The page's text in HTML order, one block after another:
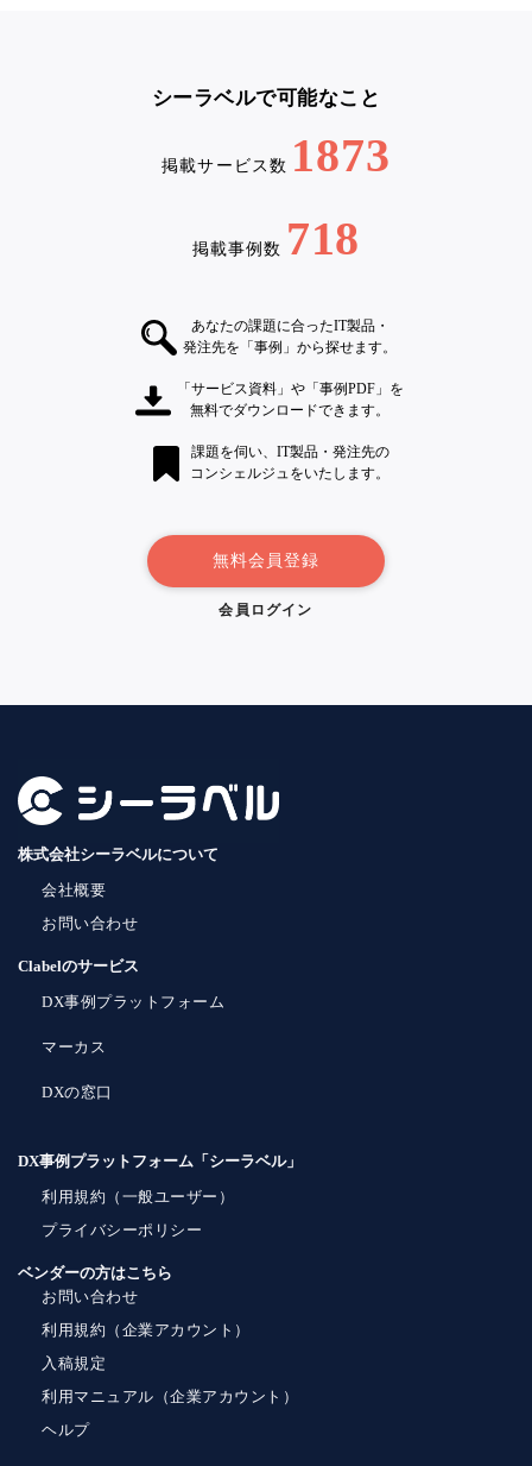
シーラベルで可能なこと
掲載サービス数 1873
掲載事例数 718
あなたの課題に合ったIT製品・
発注先を「事例」から探せます。
「サービス資料」や「事例PDF」を
無料でダウンロードできます。
課題を伺い、IT製品・発注先の
コンシェルジュをいたします。
無料会員登録
会員ログイン
株式会社シーラベルについて
会社概要
お問い合わせ
Clabelのサービス
DX事例プラットフォーム
マーカス
DXの窓口
DX事例プラットフォーム「シーラベル」
利用規約（一般ユーザー）
プライバシーポリシー
ベンダーの方はこちら
お問い合わせ
利用規約（企業アカウント）
入稿規定
利用マニュアル（企業アカウント）
ヘルプ